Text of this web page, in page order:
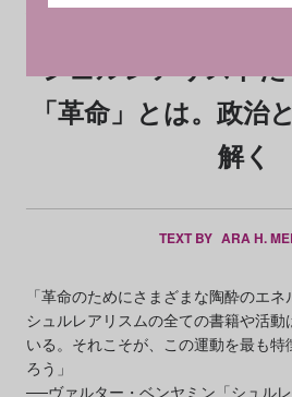
シュルレアリスト
「革命」とは。政治
解く
TEXT BY ARA H.
「革命のためにさまざまな陶酔のエネ
シュルレアリスムの全ての書籍や活動
いる。それこそが、この運動を最も
ろう」
──ヴァルター・ベンヤミン「シュル